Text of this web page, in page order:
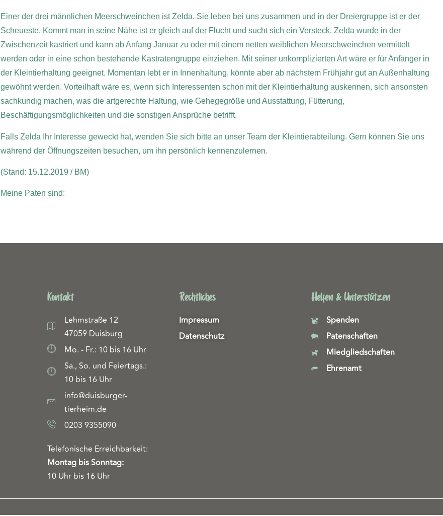
Einer der drei männlichen Meerschweinchen ist Zelda. Sie leben bei uns zusammen und in der Dreiergruppe ist er der
Scheueste. Kommt man in seine Nähe ist er gleich auf der Flucht und sucht sich ein Versteck. Zelda wurde in der
Zwischenzeit kastriert und kann ab Anfang Januar zu oder mit einem netten weiblichen Meerschweinchen vermittelt
werden oder in eine schon bestehende Kastratengruppe einziehen. Mit seiner unkomplizierten Art wäre er für Anfänger in
der Kleintierhaltung geeignet. Momentan lebt er in Innenhaltung, könnte aber ab nächstem Frühjahr gut an Außenhaltung
gewöhnt werden. Vorteilhaft wäre es, wenn sich Interessenten schon mit der Kleintierhaltung auskennen, sich ansonsten
sachkundig machen, was die artgerechte Haltung, wie Gehegegröße und Ausstattung, Fütterung,
Beschäftigungsmöglichkeiten und die sonstigen Ansprüche betrifft.
Falls Zelda Ihr Interesse geweckt hat, wenden Sie sich bitte an unser Team der Kleintierabteilung. Gern können Sie uns
während der Öffnungszeiten besuchen, um ihn persönlich kennenzulernen.
(Stand: 15.12.2019 / BM)
Meine Paten sind:
Kontakt
Lehmstraße 12
47059 Duisburg
Mo. - Fr.: 10 bis 16 Uhr
Sa., So. und Feiertags.:
10 bis 16 Uhr
info@duisburger-
tierheim.de
0203 9355090
Telefonische Erreichbarkeit:
Montag bis Sonntag:
10 Uhr bis 16 Uhr
Rechtliches
Impressum
Datenschutz
Helfen & Unterstützen
Spenden
Patenschaften
Miedgliedschaften
Ehrenamt